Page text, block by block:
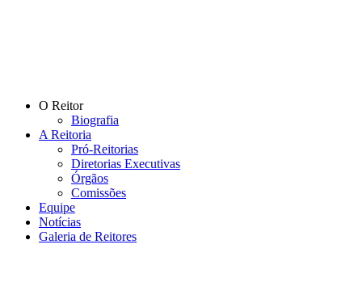
O Reitor
Biografia
A Reitoria
Pró-Reitorias
Diretorias Executivas
Órgãos
Comissões
Equipe
Notícias
Galeria de Reitores